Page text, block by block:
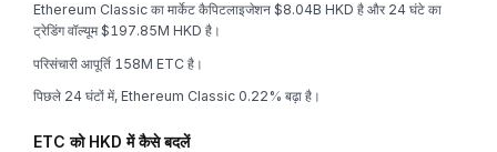
Ethereum Classic का मार्केट कैपिटलाइजेशन $8.04B HKD है और 24 घंटे का
ट्रेडिंग वॉल्यूम $197.85M HKD है।
परिसंचारी आपूर्ति 158M ETC है।
पिछले 24 घंटों में, Ethereum Classic 0.22% बढ़ा है।
ETC को HKD में कैसे बदलें